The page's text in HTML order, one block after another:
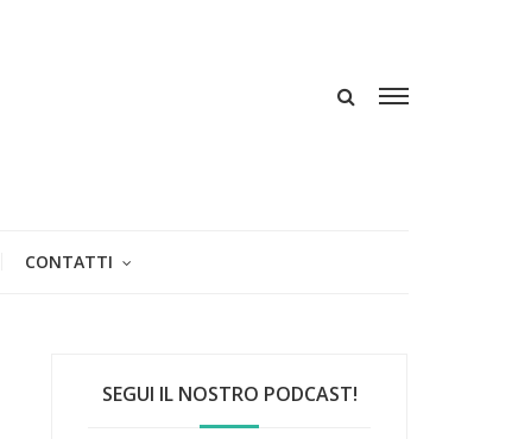
CONTATTI
SEGUI IL NOSTRO PODCAST!